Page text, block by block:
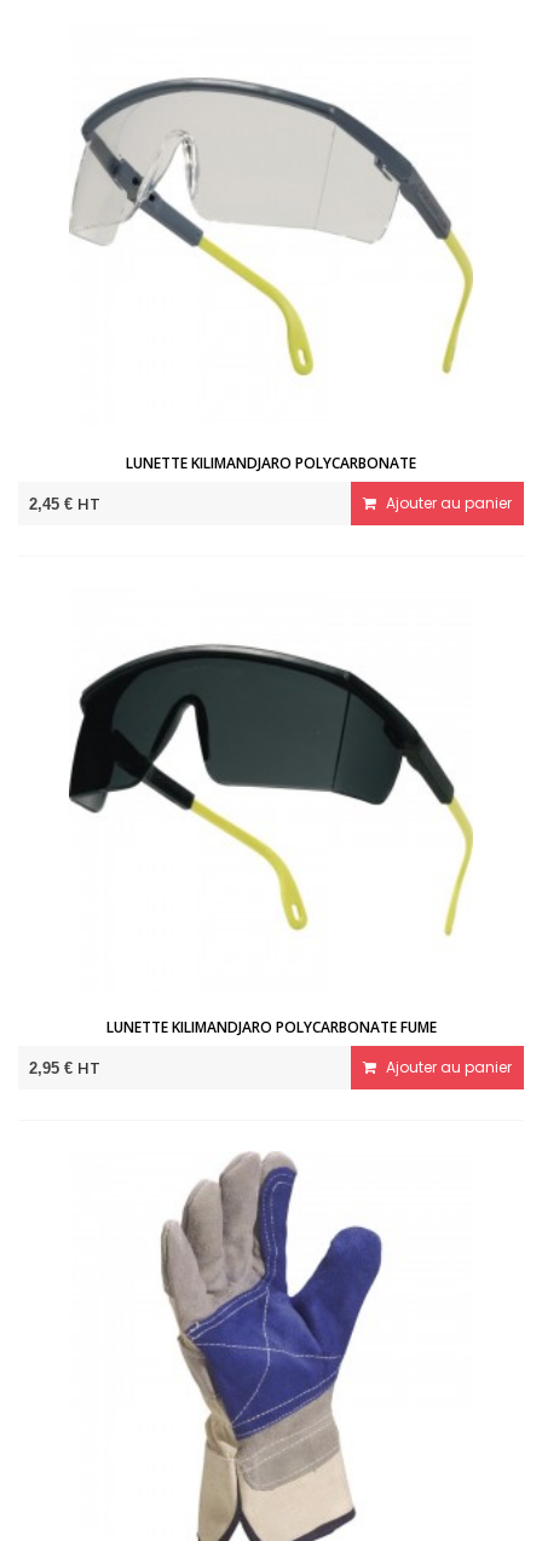
LUNETTE KILIMANDJARO POLYCARBONATE
2,45 € HT Ajouter au panier
LUNETTE KILIMANDJARO POLYCARBONATE FUME
2,95 € HT Ajouter au panier